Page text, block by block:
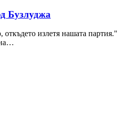
Бузлуджа
откъдето излетя нашата партия."